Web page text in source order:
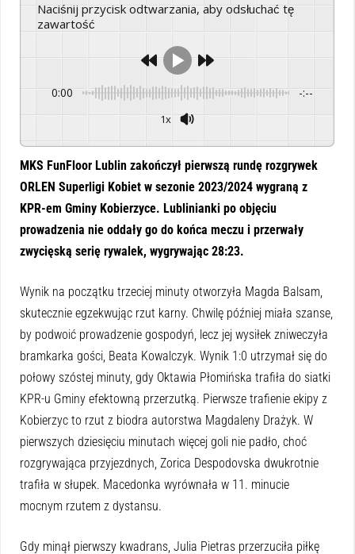
Naciśnij przycisk odtwarzania, aby odsłuchać tę
zawartość
0:00 -:--
1x
MKS FunFloor Lublin zakończył pierwszą rundę rozgrywek
ORLEN Superligi Kobiet w sezonie 2023/2024 wygraną z
KPR-em Gminy Kobierzyce. Lublinianki po objęciu
prowadzenia nie oddały go do końca meczu i przerwały
zwycięską serię rywalek, wygrywając 28:23.
Wynik na początku trzeciej minuty otworzyła Magda Balsam,
skutecznie egzekwując rzut karny. Chwilę później miała szanse,
by podwoić prowadzenie gospodyń, lecz jej wysiłek zniweczyła
bramkarka gości, Beata Kowalczyk. Wynik 1:0 utrzymał się do
połowy szóstej minuty, gdy Oktawia Płomińska trafiła do siatki
KPR-u Gminy efektowną przerzutką. Pierwsze trafienie ekipy z
Kobierzyc to rzut z biodra autorstwa Magdaleny Drażyk. W
pierwszych dziesięciu minutach więcej goli nie padło, choć
rozgrywająca przyjezdnych, Zorica Despodovska dwukrotnie
trafiła w słupek. Macedonka wyrównała w 11. minucie
mocnym rzutem z dystansu.
Gdy minął pierwszy kwadrans, Julia Pietras przerzuciła piłkę